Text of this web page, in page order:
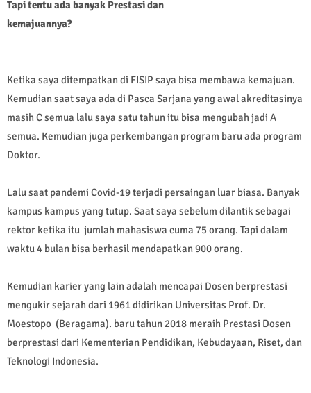
Tapi tentu ada banyak Prestasi dan
kemajuannya?
Ketika saya ditempatkan di FISIP saya bisa membawa kemajuan.
Kemudian saat saya ada di Pasca Sarjana yang awal akreditasinya
masih C semua lalu saya satu tahun itu bisa mengubah jadi A
semua. Kemudian juga perkembangan program baru ada program
Doktor.
Lalu saat pandemi Covid-19 terjadi persaingan luar biasa. Banyak
kampus kampus yang tutup. Saat saya sebelum dilantik sebagai
rektor ketika itu jumlah mahasiswa cuma 75 orang. Tapi dalam
waktu 4 bulan bisa berhasil mendapatkan 900 orang.
Kemudian karier yang lain adalah mencapai Dosen berprestasi
mengukir sejarah dari 1961 didirikan Universitas Prof. Dr.
Moestopo (Beragama). baru tahun 2018 meraih Prestasi Dosen
berprestasi dari Kementerian Pendidikan, Kebudayaan, Riset, dan
Teknologi Indonesia.